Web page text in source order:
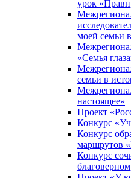
урок
моей семьи
«Семья
семьи в
настоящее»
Проект
Конкурс
Конкурс
маршрутов
Конкурс